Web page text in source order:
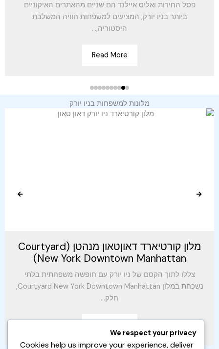
פסל החירות ואליס איילנד הם שניים מהאתרים האיקוניים
ביותר בניו יורק, המציעים למשפחות חוויה המשלבת
היסטוריה,...
Read More
מלונות למשפחות בניו יורק
מלון קורטיארד דאוןטאון מנהטן (Courtyard
New York Downtown Manhattan)
צללו לתוך הקסם של ניו יורק עם חופשה משפחתית בלתי
נשכחת במלון Courtyard New York Downtown Manhattan,
חלק...
We respect your privacy
Cookies help us improve your experience, deliver